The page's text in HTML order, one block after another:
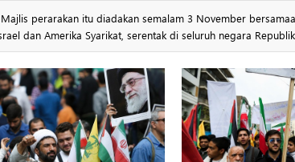
perarakan itu diadakan semalam 3 November
dan Amerika Syarikat, serentak di seluruh negara